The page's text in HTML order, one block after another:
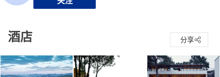
酒店 分享